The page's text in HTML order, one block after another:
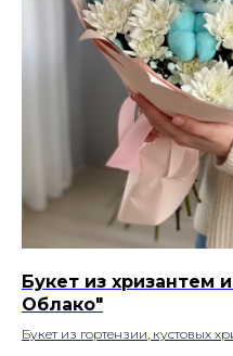
Букет из хризантем
Облако"
Букет из гортензии, кустовых